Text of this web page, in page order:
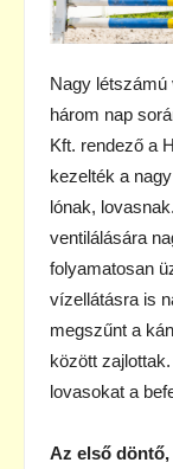
Nagy létszámú
három nap
Kft. rendező a
kezelték a
lónak,
ventilálására
folyamatosan
vízellátásra is
megszűnt a
között
lovasokat a
Az első